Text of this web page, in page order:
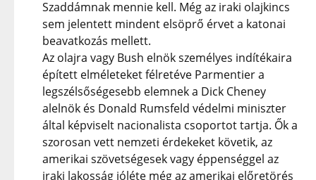
Szaddámnak mennie kell. Még az iraki olajkincs
sem jelentett mindent elsöprő érvet a katonai
beavatkozás mellett.
Az olajra vagy Bush elnök személyes indítékaira
épített elméleteket félretéve Parmentier a
legszélsőségesebb elemnek a Dick Cheney
alelnök és Donald Rumsfeld védelmi miniszter
által képviselt nacionalista csoportot tartja. Ők a
szorosan vett nemzeti érdekeket követik, az
amerikai szövetségesek vagy éppenséggel az
iraki lakosság jóléte még az amerikai előretörés